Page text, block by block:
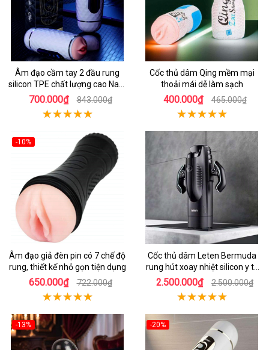
Âm đạo cầm tay 2 đầu rung
silicon TPE chất lượng cao Nam
giới
700.000₫ 843.000₫
Cốc thủ dâm Qing mềm mại
thoải mái dễ làm sạch
400.000₫ 465.000₫
-10%
Âm đạo giả đèn pin có 7 chế độ
rung, thiết kế nhỏ gọn tiện dụng
650.000₫ 722.000₫
Cốc thủ dâm Leten Bermuda
rung hút xoay nhiệt silicon y tế
mới nhất
2.500.000₫ 2.500.000₫
-13% -20%